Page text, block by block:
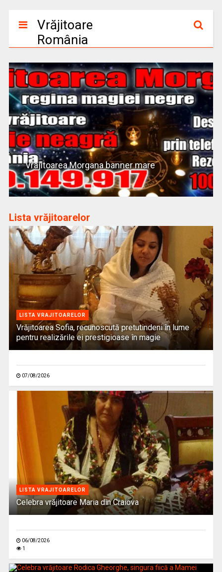
Vrăjitoare
România
Vrajitoarea Morgana banner mare
Lista vrăjitoarelor
LISTA VRAJITOARELOR
Vrăjitoarea Sofia, recunoscută pretutindeni în lume
pentru realizările ei prestigioase în magie
07/08/2026
LISTA VRAJITOARELOR
Celebra vrăjitoare Maria din Craiova
06/08/2026
1